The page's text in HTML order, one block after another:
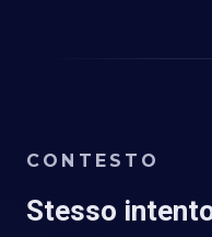
CONTESTO
Stesso